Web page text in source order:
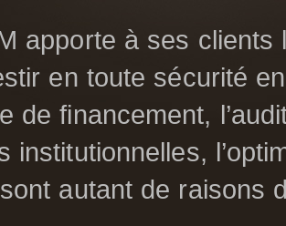
apporte à ses
en toute sécurité
de financement,
institutionnelles,
autant de raisons